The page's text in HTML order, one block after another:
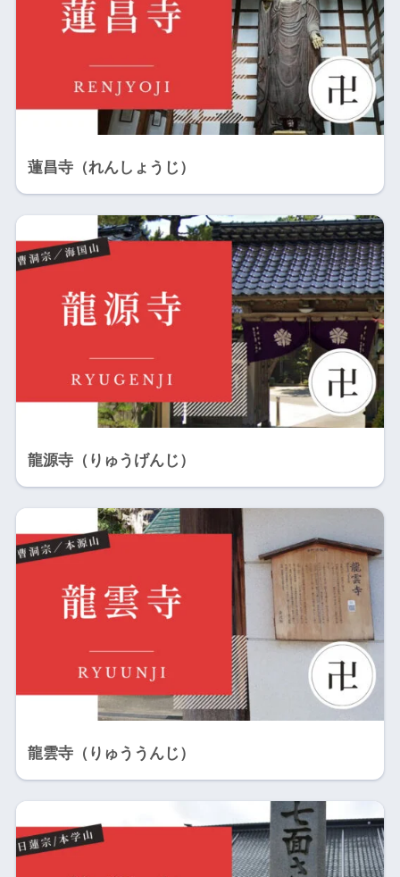
蓮昌寺（れんしょうじ）
龍源寺（りゅうげんじ）
龍雲寺（りゅううんじ）